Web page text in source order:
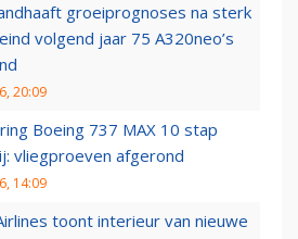
groeiprognoses na sterk
volgend jaar 75 A320neo’s
20:09
Boeing 737 MAX 10 stap
vliegproeven afgerond
14:09
toont interieur van nieuwe